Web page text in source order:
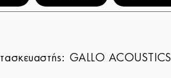
GALLO ACOUSTICS